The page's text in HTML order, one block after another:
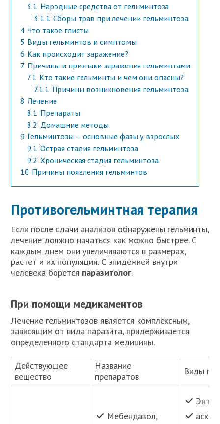
3.1 Народные средства от гельминтоза
3.1.1 Сборы трав при лечении гельминтоза
4 Что такое глисты
5 Виды гельминтов и симптомы
6 Как происходит заражение?
7 Причины и признаки заражения гельминтами
7.1 Кто такие гельминты и чем они опасны?
7.1.1 Причины возникновения гельминтоза
8 Лечение
8.1 Препараты
8.2 Домашние методы
9 Гельминтозы — основные фазы у взрослых
9.1 Острая стадия гельминтоза
9.2 Хроническая стадия гельминтоза
10 Причины появления гельминтов
Противогельминтная терапия
Если после сдачи анализов обнаружены гельминты,
лечение должно начаться как можно быстрее. С
каждым днем они увеличиваются в размерах,
растет и их популяция. С эпидемией внутри
человека борется паразитолог.
При помощи медикаментов
Лечение гельминтозов является комплексным,
зависящим от вида паразита, придерживается
определенного стандарта медицины.
Действующее
вещество
Название
препаратов
Виды
Мебендазол,